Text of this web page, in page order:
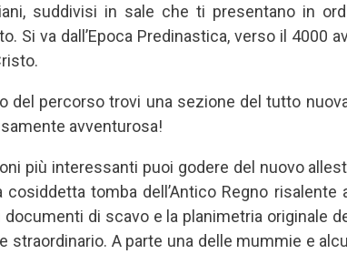
suddivisi in sale che ti presentano in
Si va dall’Epoca Predinastica, verso il 4000
del percorso trovi una sezione del tutto
avventurosa!
più interessanti puoi godere del nuovo
cosiddetta tomba dell’Antico Regno
di scavo e la planimetria originale
straordinario. A parte una delle mummie e